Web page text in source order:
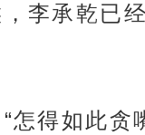
李承乾已
怎得如此贪